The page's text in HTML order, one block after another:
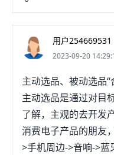
为爆款的，因为电商
品？很多培训大师讲
境电商的实操都没有
出一款爆款来，也还
析，也许更加容易理
品也是必须从自身的
最近的这一款产品出
为能不能爆单呢？猫
国内也掀起了一大波
用户254669531
2023-09-20
主动选品、被动选品“
主动选品是通过对目
了解，主观的去开发
消费电子产品的朋友
>手机周边->音响->蓝